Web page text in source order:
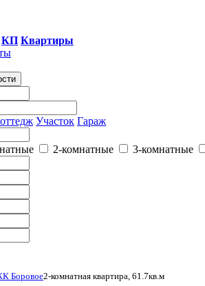
КП Квартиры
Участок Гараж
2-комнатные 3-комнатные